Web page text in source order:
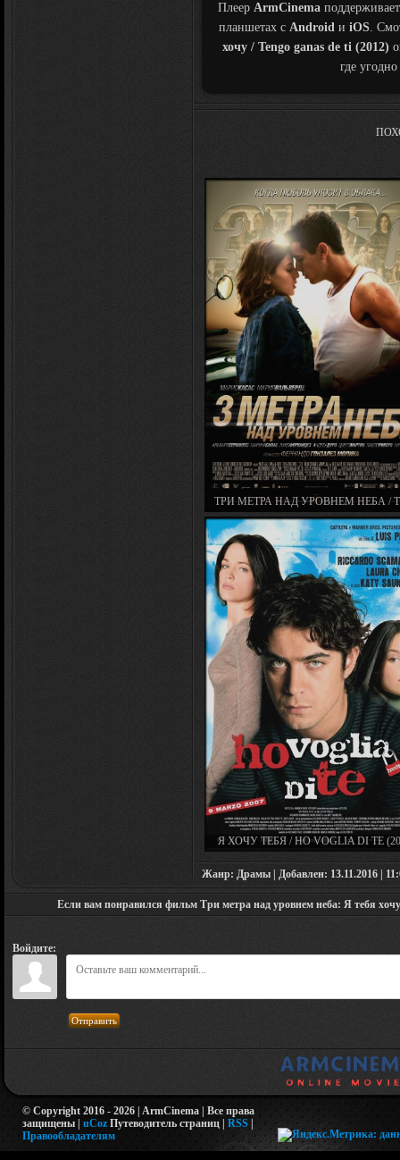
Плеер ArmCinema
планшетах с Android и iOS.
хочу / Tengo ganas de ti (2012)
где
ТРИ МЕТРА НАД УРОВНЕМ НЕБА /
METROS SOBRE EL CIELO (2010)
Я ХОЧУ ТЕБЯ / HO VOGLIA DI TE
Жанр: Драмы | Добавлен: 13.11.2016 |
Если вам понравился фильм Три метра над уровнем неба: Я тебя хочу
Войдите:
Отправить
© Copyright 2016 - 2026 | ArmCinema | Все права
защищены | uCoz Путеводитель страниц | RSS |
Правообладателям